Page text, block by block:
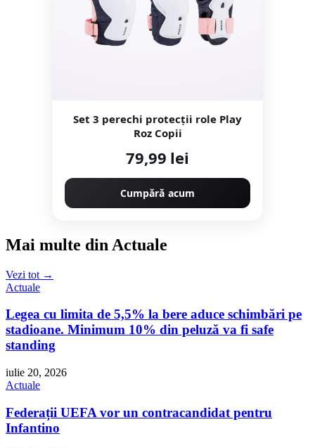
Set 3 perechi protecții role Play
Roz Copii
79,99 lei
Cumpără acum
Mai multe din Actuale
Vezi tot →
Actuale
Legea cu limita de 5,5% la bere aduce schimbări pe
stadioane. Minimum 10% din peluză va fi safe
standing
iulie 20, 2026
Actuale
Federații UEFA vor un contracandidat pentru
Infantino